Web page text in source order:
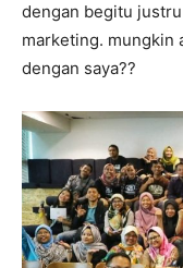
dengan begitu
marketing. mungkin
dengan saya??